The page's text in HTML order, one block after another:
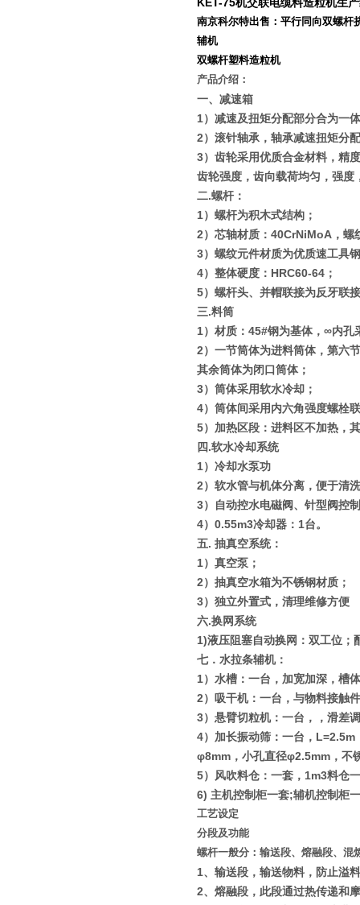
南京科尔特出售：平行同向双螺杆
辅机
双螺杆塑料造粒机
产品介绍：
一、减速箱
1）减速及扭矩分配部分合为一
2）滚针轴承，轴承减速扭矩分
3）齿轮采用优质合金材料，精
齿轮强度，齿向载荷均匀，强度
二.螺杆：
1）螺杆为积木式结构；
2）芯轴材质： 40CrNiMoA ，
3）螺纹元件材质为优质速工具钢
4）整体硬度： HRC60-64 ；
5）螺杆头、并帽联接为反牙联
三.料筒
1）材质： 45#钢为基体， ∞内孔
2）一节筒体为进料筒体，第六
其余筒体为闭口筒体；
3）筒体采用软水冷却；
4）筒体间采用内六角强度螺栓
5）加热区段：进料区不加热，
四.软水冷却系统
1）冷却水泵功
2）软水管与机体分离，便于清
3）自动控水电磁阀、针型阀控
4） 0.55m3冷却器： 1台。
五. 抽真空系统：
1）真空泵；
2）抽真空水箱为不锈钢材质；
3）独立外置式，清理维修方便
六.换网系统
1)液压阻塞自动换网：双工位；
七．水拉条辅机：
1）水槽：一台，加宽加深，槽
2）吸干机：一台，与物料接触
3）悬臂切粒机：一台，，滑差
4）加长振动筛：一台， L=2.5m
φ8mm ，小孔直径φ2.5mm ，不
5）风吹料仓：一套， 1m3料仓
6) 主机控制柜一套;辅机控制柜
工艺设定
分段及功能
螺杆一般分：输送段、熔融段、混
1、输送段，输送物料，防止溢
2、熔融段，此段通过热传递和